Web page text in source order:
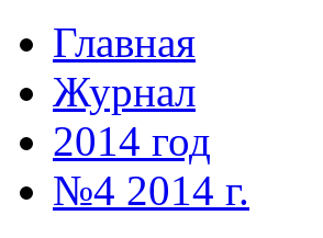
Главная
Журнал
2014 год
№4 2014 г.